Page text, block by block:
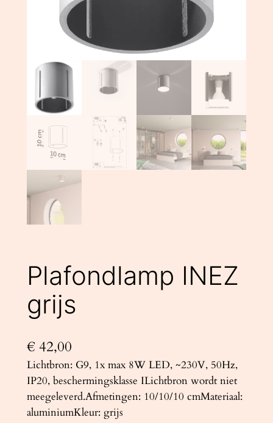
Plafondlamp INEZ
grijs
€ 42,00
Lichtbron: G9, 1x max 8W LED, ~230V, 50Hz,
IP20, beschermingsklasse ILichtbron wordt niet
meegeleverd.Afmetingen: 10/10/10 cmMateriaal:
aluminiumKleur: grijs